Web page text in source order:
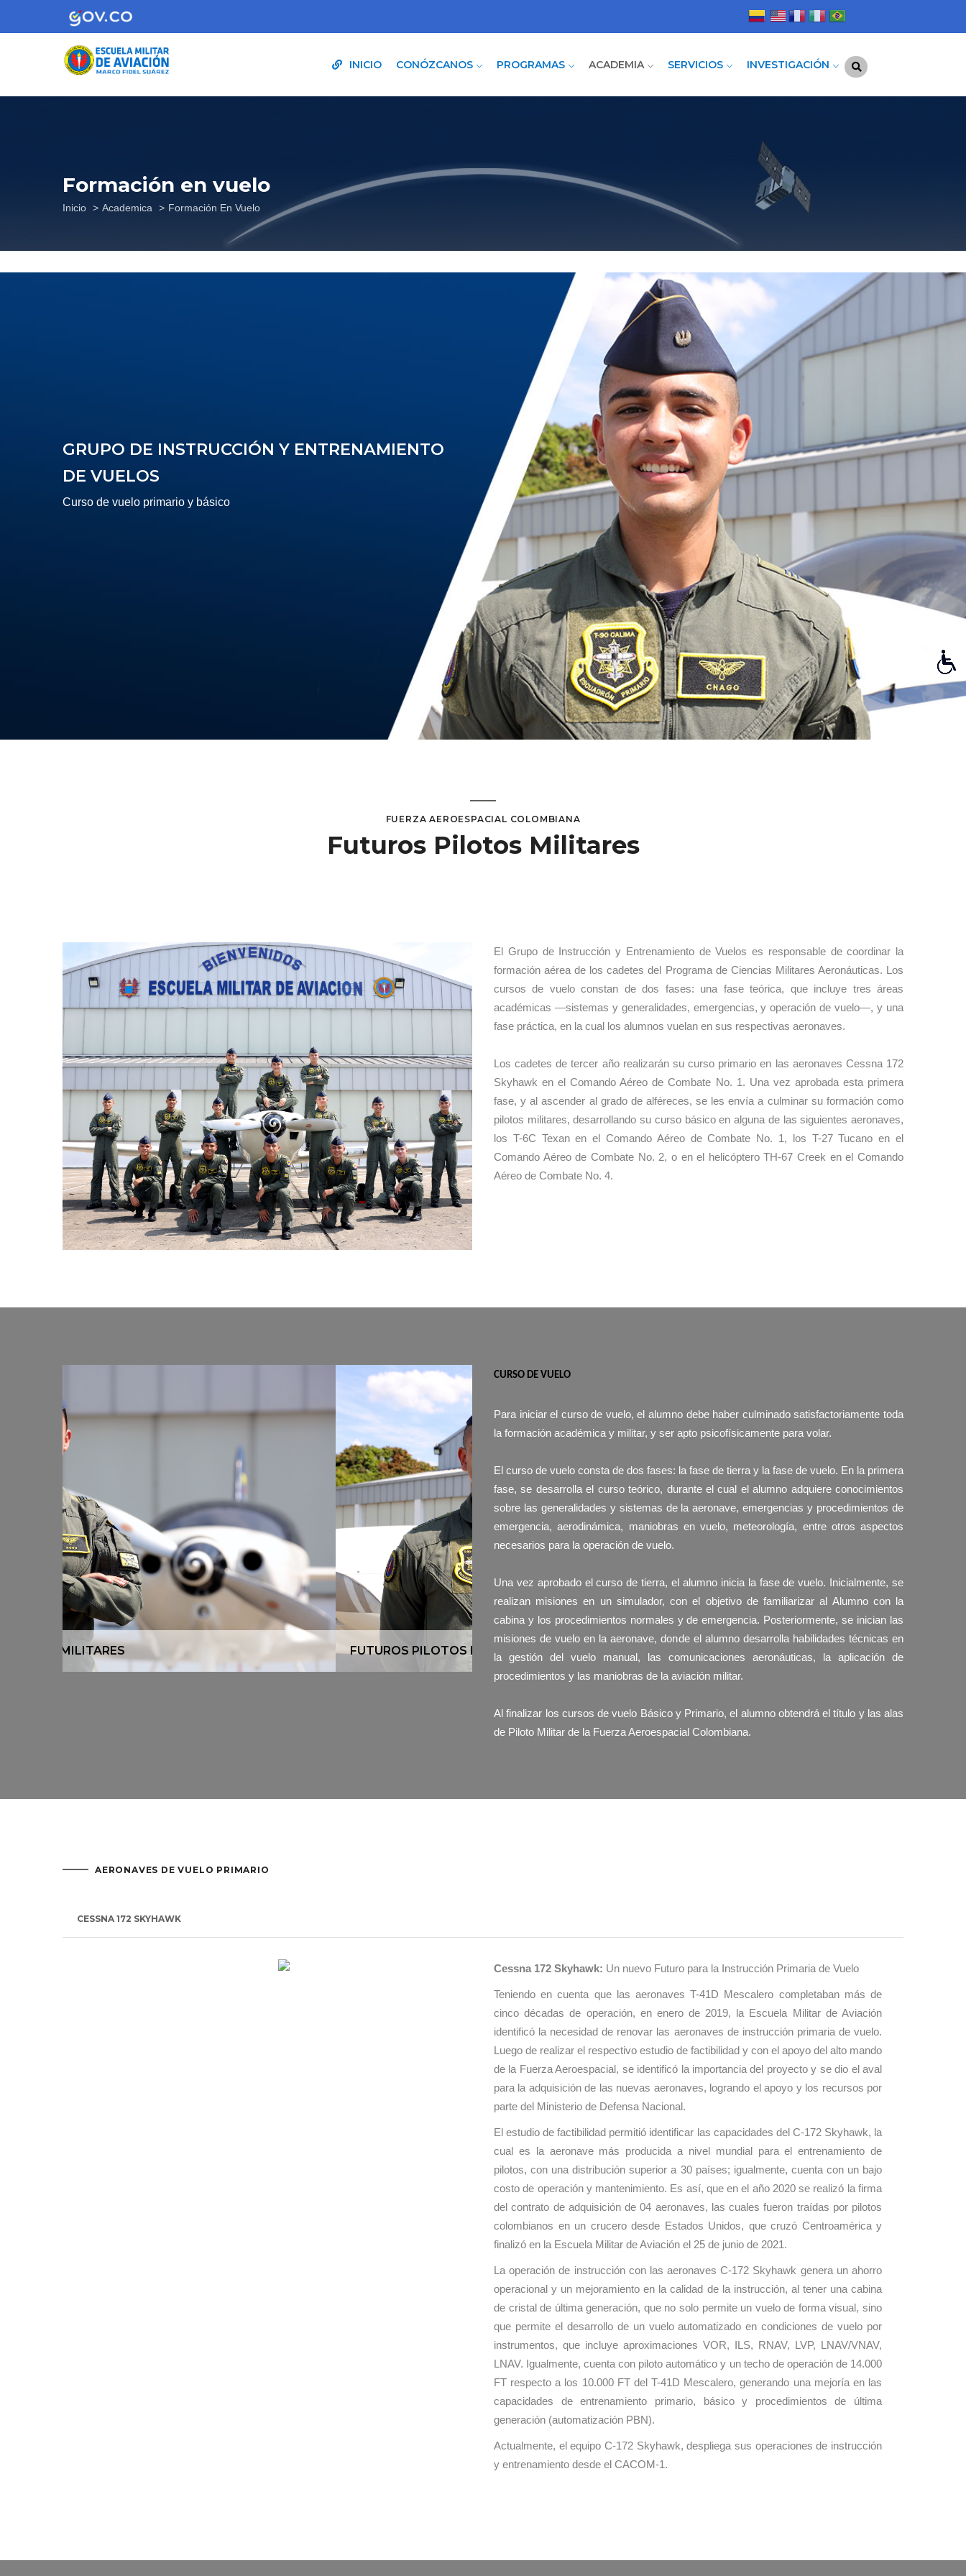
INICIO CONÓZCANOS PROGRAMAS ACADEMIA SERVICIOS INVESTIGACIÓN
Formación en vuelo
Sobrescribir
de
ayuda
Inicio Academica Formación En Vuelo
GRUPO DE INSTRUCCIÓN Y ENTRENAMIENTO
DE VUELOS
Curso de vuelo primario y básico
FUERZA AEROESPACIAL COLOMBIANA
Futuros Pilotos Militares
El Grupo de Instrucción y Entrenamiento de Vuelos es responsable de coordinar la
formación aérea de los cadetes del Programa de Ciencias Militares Aeronáuticas. Los
cursos de vuelo constan de dos fases: una fase teórica, que incluye tres áreas
académicas —sistemas y generalidades, emergencias, y operación de vuelo—, y una
fase práctica, en la cual los alumnos vuelan en sus respectivas aeronaves.
Los cadetes de tercer año realizarán su curso primario en las aeronaves Cessna 172
Skyhawk en el Comando Aéreo de Combate No. 1. Una vez aprobada esta primera
fase, y al ascender al grado de alféreces, se les envía a culminar su formación como
pilotos militares, desarrollando su curso básico en alguna de las siguientes aeronaves,
los T-6C Texan en el Comando Aéreo de Combate No. 1, los T-27 Tucano en el
Comando Aéreo de Combate No. 2, o en el helicóptero TH-67 Creek en el Comando
Aéreo de Combate No. 4.
FUTUROS PILOTOS MILITARES FUTUROS PILOTOS MILITARES
CURSO DE VUELO
Para iniciar el curso de vuelo, el alumno debe haber culminado satisfactoriamente toda
la formación académica y militar, y ser apto psicofísicamente para volar.
El curso de vuelo consta de dos fases: la fase de tierra y la fase de vuelo. En la primera
fase, se desarrolla el curso teórico, durante el cual el alumno adquiere conocimientos
sobre las generalidades y sistemas de la aeronave, emergencias y procedimientos de
emergencia, aerodinámica, maniobras en vuelo, meteorología, entre otros aspectos
necesarios para la operación de vuelo.
Una vez aprobado el curso de tierra, el alumno inicia la fase de vuelo. Inicialmente, se
realizan misiones en un simulador, con el objetivo de familiarizar al Alumno con la
cabina y los procedimientos normales y de emergencia. Posteriormente, se inician las
misiones de vuelo en la aeronave, donde el alumno desarrolla habilidades técnicas en
la gestión del vuelo manual, las comunicaciones aeronáuticas, la aplicación de
procedimientos y las maniobras de la aviación militar.
Al finalizar los cursos de vuelo Básico y Primario, el alumno obtendrá el título y las alas
de Piloto Militar de la Fuerza Aeroespacial Colombiana.
AERONAVES DE VUELO PRIMARIO
CESSNA 172 SKYHAWK
Cessna 172 Skyhawk: Un nuevo Futuro para la Instrucción Primaria de Vuelo
Teniendo en cuenta que las aeronaves T-41D Mescalero completaban más de
cinco décadas de operación, en enero de 2019, la Escuela Militar de Aviación
identificó la necesidad de renovar las aeronaves de instrucción primaria de vuelo.
Luego de realizar el respectivo estudio de factibilidad y con el apoyo del alto mando
de la Fuerza Aeroespacial, se identificó la importancia del proyecto y se dio el aval
para la adquisición de las nuevas aeronaves, logrando el apoyo y los recursos por
parte del Ministerio de Defensa Nacional.
El estudio de factibilidad permitió identificar las capacidades del C-172 Skyhawk, la
cual es la aeronave más producida a nivel mundial para el entrenamiento de
pilotos, con una distribución superior a 30 países; igualmente, cuenta con un bajo
costo de operación y mantenimiento. Es así, que en el año 2020 se realizó la firma
del contrato de adquisición de 04 aeronaves, las cuales fueron traídas por pilotos
colombianos en un crucero desde Estados Unidos, que cruzó Centroamérica y
finalizó en la Escuela Militar de Aviación el 25 de junio de 2021.
La operación de instrucción con las aeronaves C-172 Skyhawk genera un ahorro
operacional y un mejoramiento en la calidad de la instrucción, al tener una cabina
de cristal de última generación, que no solo permite un vuelo de forma visual, sino
que permite el desarrollo de un vuelo automatizado en condiciones de vuelo por
instrumentos, que incluye aproximaciones VOR, ILS, RNAV, LVP, LNAV/VNAV,
LNAV. Igualmente, cuenta con piloto automático y un techo de operación de 14.000
FT respecto a los 10.000 FT del T-41D Mescalero, generando una mejoría en las
capacidades de entrenamiento primario, básico y procedimientos de última
generación (automatización PBN).
Actualmente, el equipo C-172 Skyhawk, despliega sus operaciones de instrucción
y entrenamiento desde el CACOM-1.